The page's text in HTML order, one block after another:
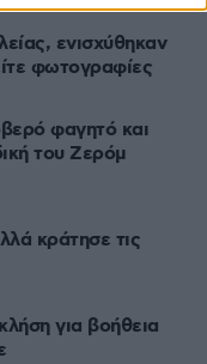
ενισχύθηκαν
φωτογραφίες
φαγητό και
του Ζερόμ
κράτησε τις
για βοήθεια